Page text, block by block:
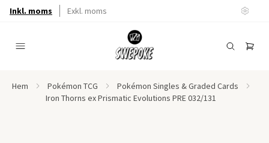
Inkl. moms Exkl. moms
Hem Pokémon TCG
Pokémon Singles & Graded Cards
Iron Thorns ex Prismatic Evolutions PRE 032/131